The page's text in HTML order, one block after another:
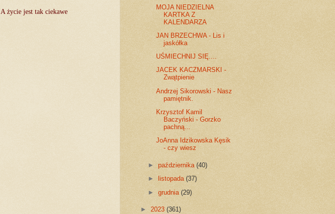
A życie jest tak ciekawe
MOJA NIEDZIELNA
KARTKA Z
KALENDARZA
JAN BRZECHWA - Lis i
jaskółka
UŚMIECHNIJ SIĘ....
JACEK KACZMARSKI -
Zwątpienie
Andrzej Sikorowski - Nasz
pamiętnik.
Krzysztof Kamil
Baczyński - Gorzko
pachną...
JoAnna Idzikowska Kęsik
- czy wiesz
►października(40)
►
listopada(37)
►grudnia(29)
► 2023 (361)